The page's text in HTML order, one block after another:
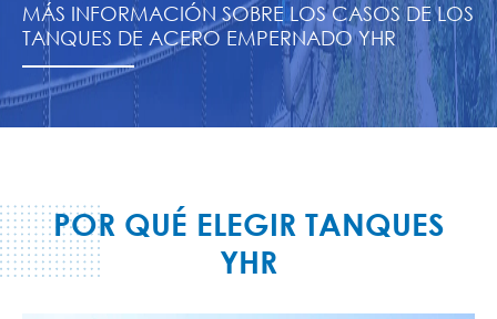
MÁS INFORMACIÓN SOBRE LOS CASOS DE LOS
TANQUES DE ACERO EMPERNADO YHR
POR QUÉ ELEGIR TANQUES
YHR